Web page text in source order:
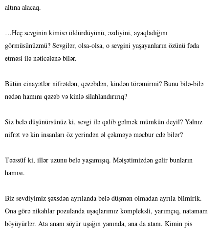
altına alacaq.
…Heç sevginin kimisə öldürdüyünü, əzdiyini, ayaqladığını
görmüsünüzmü? Sevgilər, olsa-olsa, o sevgini yaşayanların özünü fəda
etməsi ilə nəticələnə bilər.
Bütün cinayətlər nifrətdən, qəzəbdən, kindən törəmirmi? Bunu bilə-bilə
nədən hamını qəzəb və kinlə silahlandırırıq?
Siz belə düşünürsünüz ki, sevgi ilə qalib gəlmək mümkün deyil? Yalnız
nifrət və kin insanları öz yerindən əl çəkməyə məcbur edə bilər?
Təəssüf ki, illər uzunu belə yaşamışıq. Məişətimizdən gəlir bunların
hamısı.
Biz sevdiyimiz şəxsdən ayrılanda belə düşmən olmadan ayrıla bilmirik.
Ona görə nikahlar pozulanda uşaqlarımız kompleksli, yarımçıq, natamam
böyüyürlər. Ata ananı söyür uşağın yanında, ana da atanı. Kimin pis